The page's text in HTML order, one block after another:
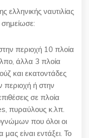
ελληνικής ναυτιλίας
σημείωσε:
περιοχή 10 πλοία
άλλα 3 πλοία
και εκατοντάδες
ή στην
σε πλοία
πυραύλους κ.λπ.
που όλοι οι
είναι εντάξει. Το